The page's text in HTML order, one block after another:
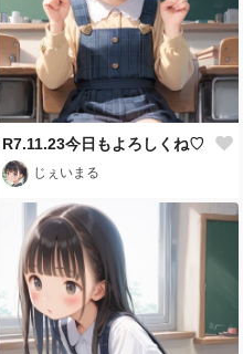
R7.11.23今日もよろしくね♡
じぇいまる